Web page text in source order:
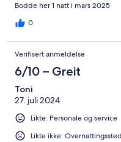
Bodde her 1 natt i mars 2025
0
Verifisert anmeldelse
6/10 – Greit
Toni
27. juli 2024
Likte: Personale og service
Likte ikke: